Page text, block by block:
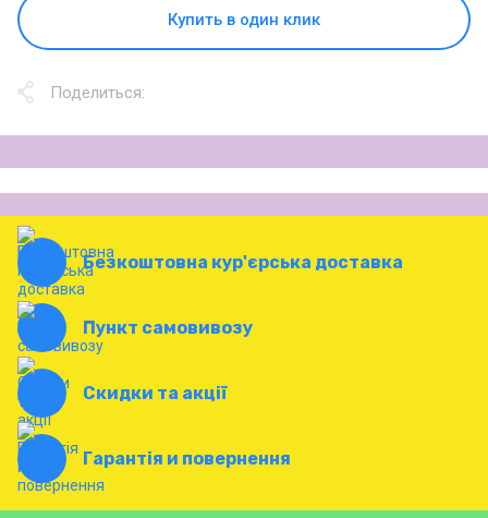
Купить в один клик
Поделиться:
Безкоштовна кур'єрська доставка
Пункт самовивозу
Скидки та акції
Гарантія и повернення